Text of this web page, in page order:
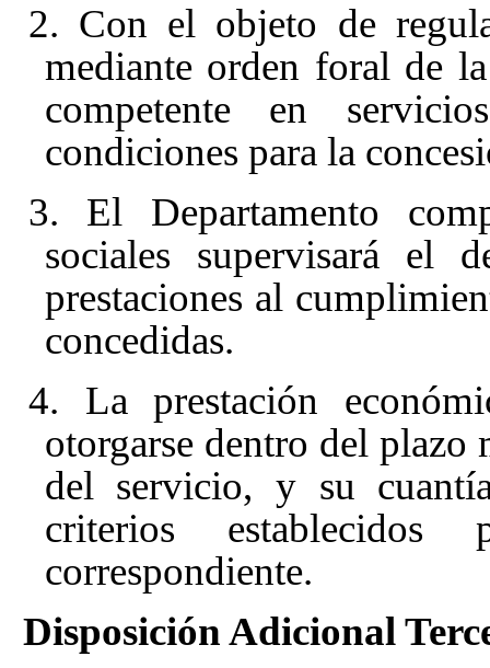
2. Con el objeto de
mediante orden foral de
competente en
condiciones para la
3. El Departamento
sociales supervisará el
prestaciones al
concedidas.
4. La prestación
otorgarse dentro del plazo
del servicio, y su
criterios
correspondiente.
Disposición Adicional